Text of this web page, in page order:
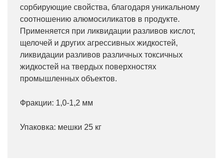
сорбирующие свойства, благодаря уникальному
соотношению алюмосиликатов в продукте.
Применяется при ликвидации разливов кислот,
щелочей и других агрессивных жидкостей,
ликвидации разливов различных токсичных
жидкостей на твердых поверхностях
промышленных объектов.
Фракции: 1,0-1,2 мм
Упаковка: мешки 25 кг